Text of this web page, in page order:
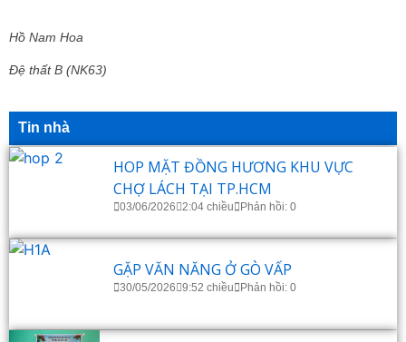
Hồ Nam Hoa
Đệ thất B (NK63)
Tin nhà
HOP MẶT ĐỒNG HƯƠNG KHU VỰC
CHỢ LÁCH TẠI TP.HCM
03/06/2026 2:04 chiều Phản hồi: 0
GẶP VĂN NĂNG Ở GÒ VẤP
30/05/2026 9:52 chiều Phản hồi: 0